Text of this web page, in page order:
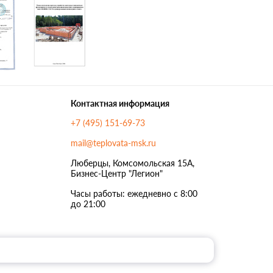
Контактная информация
+7 (495) 151-69-73
mail@teplovata-msk.ru
Люберцы, Комсомольская 15А,
Бизнес-Центр "Легион"
Часы работы: ежедневно с 8:00
до 21:00